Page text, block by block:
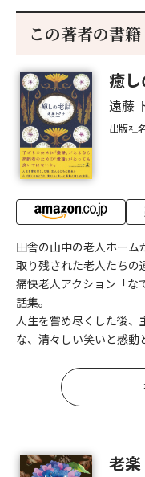
この著者の書籍
癒
遠藤
出版社
田舎の山中の老人ホーム
取り残された老人たちの
痛快老人アクション「な
話集。
人生を嘗め尽くした後
な、清々しい笑いと感動
老楽